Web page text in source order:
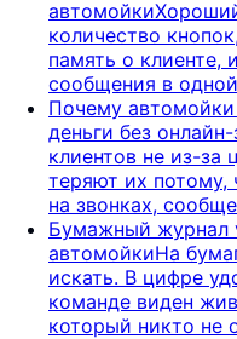
автомойки
количество
память о клиенте,
сообщения в
Почему
деньги без
клиентов не из-за
теряют их потому,
на звонках,
Бумажный журнал
автомойкиНа
искать. В цифре
команде виден
который никто не